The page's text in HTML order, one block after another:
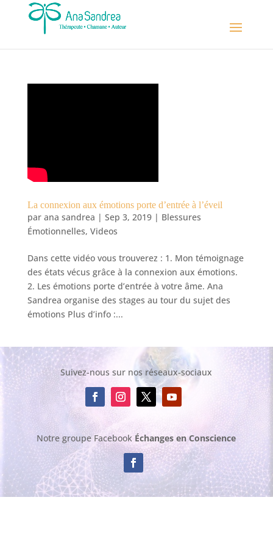
La connexion aux émotions porte d’entrée à l’éveil
par ana sandrea | Sep 3, 2019| Blessures
Émotionnelles, Videos
Dans cette vidéo vous trouverez : 1. Mon témoignage
des états vécus grâce à la connexion aux émotions.
2. Les émotions porte d’entrée à votre âme. Ana
Sandrea organise des stages au tour du sujet des
émotions Plus d’info :...
Suivez-nous sur nos réseaux-sociaux
Notre groupe Facebook Échanges en Conscience